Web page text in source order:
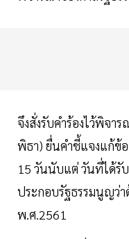
จึงสั่งรับคำร้องไว้พิจา
พิธา) ยื่นคำชี้แจงแก้ข้
15 วันนับแต่ วันที่ได้รั
ประกอบรัฐธรรมนูญว่
พ.ศ.2561